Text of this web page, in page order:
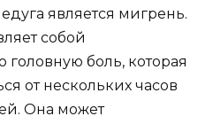
является мигрень.
собой
боль, которая
от нескольких часов
Она может